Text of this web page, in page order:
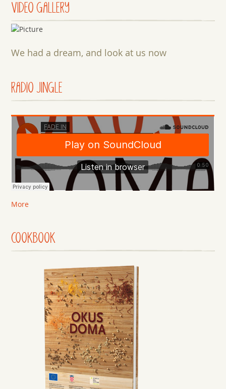
VIDEO GALLERY
We had a dream, and look at us now
RADIO JINGLE
More
COOKBOOK